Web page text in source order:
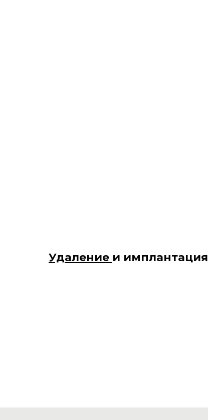
Удаление и имплантация